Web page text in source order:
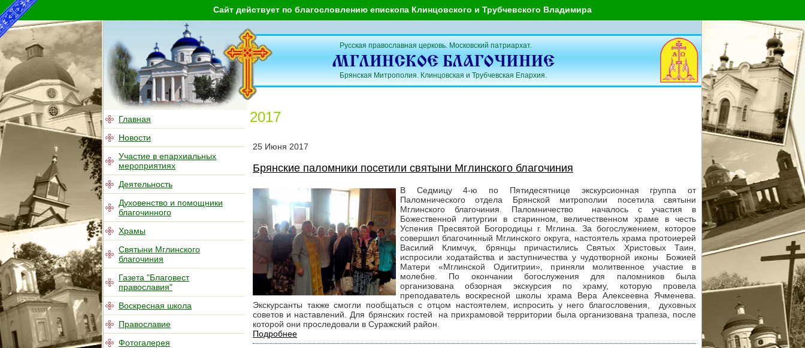
Сайт действует по благословлению епископа Клинцовского и Трубчевского Владимира
Главная
Новости
Участие в епархиальных
мероприятиях
Деятельность
Духовенство и помощники
благочинного
Храмы
Святыни Мглинского
благочиния
Газета "Благовест
православия"
Воскресная школа
Православие
Фотогалерея
Русская православная церковь. Московский патриархат.
Брянская Митрополия. Клинцовская и Трубчевская Епархия.
2017
25 Июня 2017
Брянские паломники посетили святыни Мглинского благочиния
В Седмицу 4-ю по Пятидесятнице экскурсионная группа от
Паломнического отдела Брянской митрополии посетила святыни
Мглинского благочиния. Паломничество началось с участия в
Божественной литургии в старинном, величественном храме в честь
Успения Пресвятой Богородицы г. Мглина. За богослужением, которое
совершил благочинный Мглинского округа, настоятель храма протоиерей
Василий Климчук, брянцы причастились Святых Христовых Таин,
испросили ходатайства и заступничества у чудотворной иконы Божией
Матери «Мглинской Одигитрии», приняли молитвенное участие в
молебне. По окончании богослужения для паломников была
организована обзорная экскурсия по храму, которую провела
преподаватель воскресной школы храма Вера Алексеевна Ячменева.
Экскурсанты также смогли пообщаться с отцом настоятелем, испросить у него благословения, духовных
советов и наставлений. Для брянских гостей на прихрамовой территории была организована трапеза, после
которой они проследовали в Суражский район.
Подробнее